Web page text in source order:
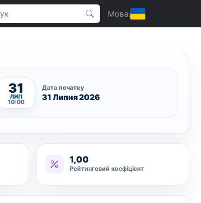
Мова:
31
ЛИП
10:00
Дата початку
31 Липня 2026
1,00
Рейтинговий коефіцієнт